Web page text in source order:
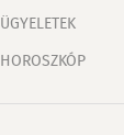
ÜGYELETEK
HOROSZKÓP